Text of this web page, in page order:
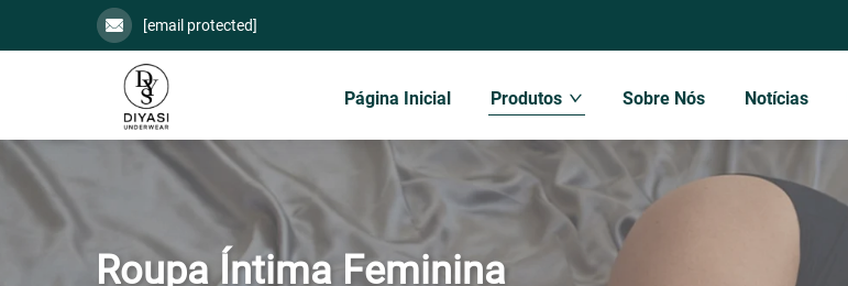
[email protected]
Página Inicial Produtos Sobre Nós Notícias
Roupa Íntima Feminina